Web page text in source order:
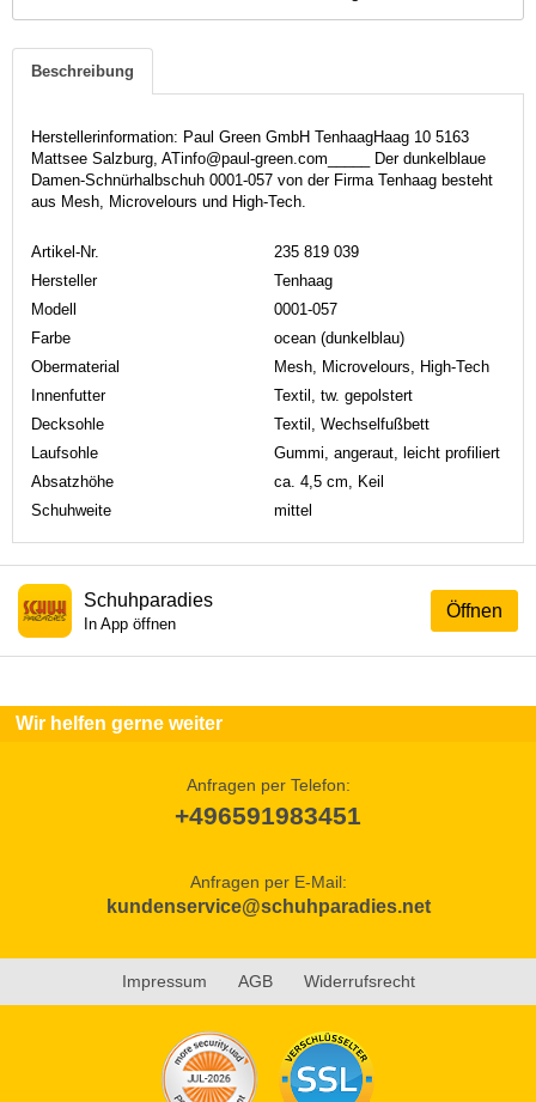
Beschreibung
Herstellerinformation: Paul Green GmbH TenhaagHaag 10 5163
Mattsee Salzburg, ATinfo@paul-green.com_____ Der dunkelblaue
Damen-Schnürhalbschuh 0001-057 von der Firma Tenhaag besteht
aus Mesh, Microvelours und High-Tech.
Artikel-Nr.
235 819 039
Hersteller
Tenhaag
Modell
0001-057
Farbe
ocean (dunkelblau)
Obermaterial
Mesh, Microvelours, High-Tech
Innenfutter
Textil, tw. gepolstert
Decksohle
Textil, Wechselfußbett
Laufsohle
Gummi, angeraut, leicht profiliert
Absatzhöhe
ca. 4,5 cm, Keil
Schuhweite
mittel
Öffnen
Schuhparadies
In App öffnen
Wir helfen gerne weiter
Anfragen per Telefon:
+496591983451
Anfragen per E-Mail:
kundenservice@schuhparadies.net
Impressum AGB Widerrufsrecht